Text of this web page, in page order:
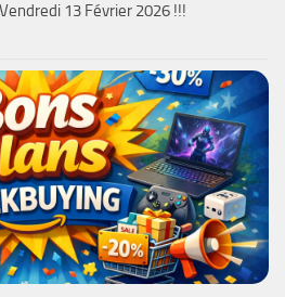
13 Février 2026 !!!